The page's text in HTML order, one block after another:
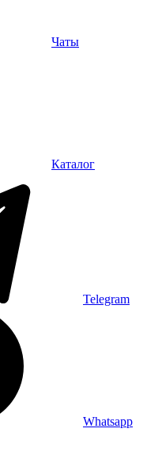
Чаты
Каталог
Telegram
Whatsapp